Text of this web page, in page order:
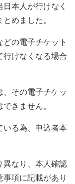
本人が行けなく
めました。
の電子チケット
行けなくなる場合
その電子チケッ
きません。
いる為、申込者本
異なり、本人確認
項に記載があり